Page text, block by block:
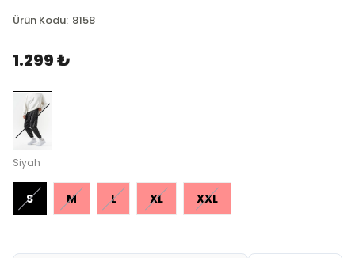
Ürün Kodu: 8158
1.299 ₺
Siyah
S M L XL XXL